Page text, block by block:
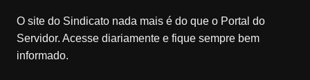
O site do Sindicato nada mais é do que o Portal do
Servidor. Acesse diariamente e fique sempre bem
informado.